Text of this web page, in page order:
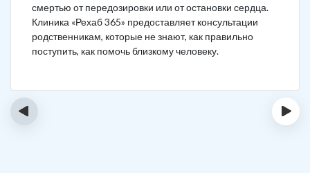
смертью от передозировки или от остановки сердца.
Клиника «Рехаб 365» предоставляет консультации
родственникам, которые не знают, как правильно
поступить, как помочь близкому человеку.
‹ ›